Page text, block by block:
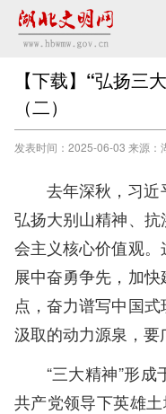
【下载】“弘扬三
（二）
发表时间：2025-06-03 来源：
去年深秋，习
弘扬大别山精神、
会主义核心价值观
展中奋勇争先，加
点，奋力谱写中国
汲取的动力源泉，要
“三大精神”形
共产党领导下英雄